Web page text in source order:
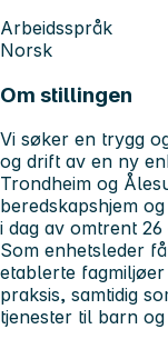
Arbeidsspråk
Norsk
Om stillingen
Vi søker en trygg
og drift av en ny
Trondheim og
beredskapshjem
i dag av omtrent
Som enhetsleder
etablerte
praksis, samtidig
tjenester til barn og